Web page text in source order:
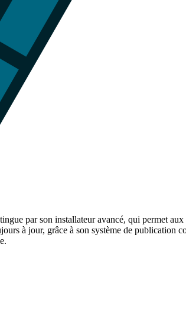
par son installateur avancé, qui permet
à jour, grâce à son système de